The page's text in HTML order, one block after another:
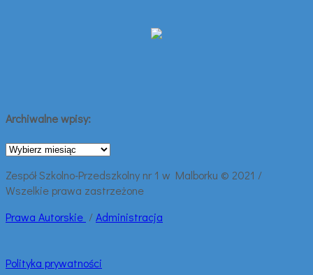
Archiwalne wpisy:
Archiwalne
Zespół Szkolno-Przedszkolny nr 1 w Malborku © 2021 /
Wszelkie prawa zastrzeżone
Prawa Autorskie /Administracja
Polityka prywatności